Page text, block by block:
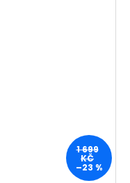
1 699
KČ
–23 %